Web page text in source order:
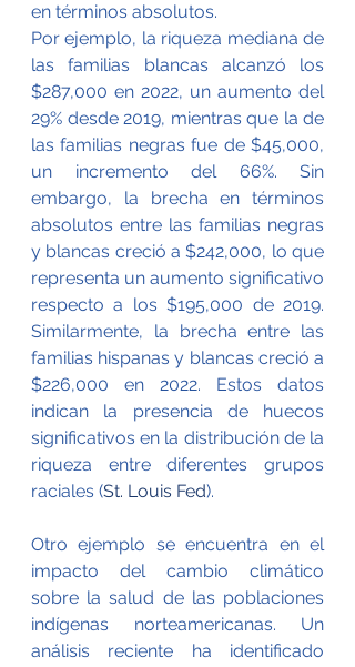
en términos absolutos.
Por ejemplo, la riqueza mediana de
las familias blancas alcanzó los
$287,000 en 2022, un aumento del
29% desde 2019, mientras que la de
las familias negras fue de $45,000,
un incremento del 66%. Sin
embargo, la brecha en términos
absolutos entre las familias negras
y blancas creció a $242,000, lo que
representa un aumento significativo
respecto a los $195,000 de 2019.
Similarmente, la brecha entre las
familias hispanas y blancas creció a
$226,000 en 2022. Estos datos
indican la presencia de huecos
significativos en la distribución de la
riqueza entre diferentes grupos
raciales​ (St. Louis Fed)​.
Otro ejemplo se encuentra en el
impacto del cambio climático
sobre la salud de las poblaciones
indígenas norteamericanas. Un
análisis reciente ha identificado